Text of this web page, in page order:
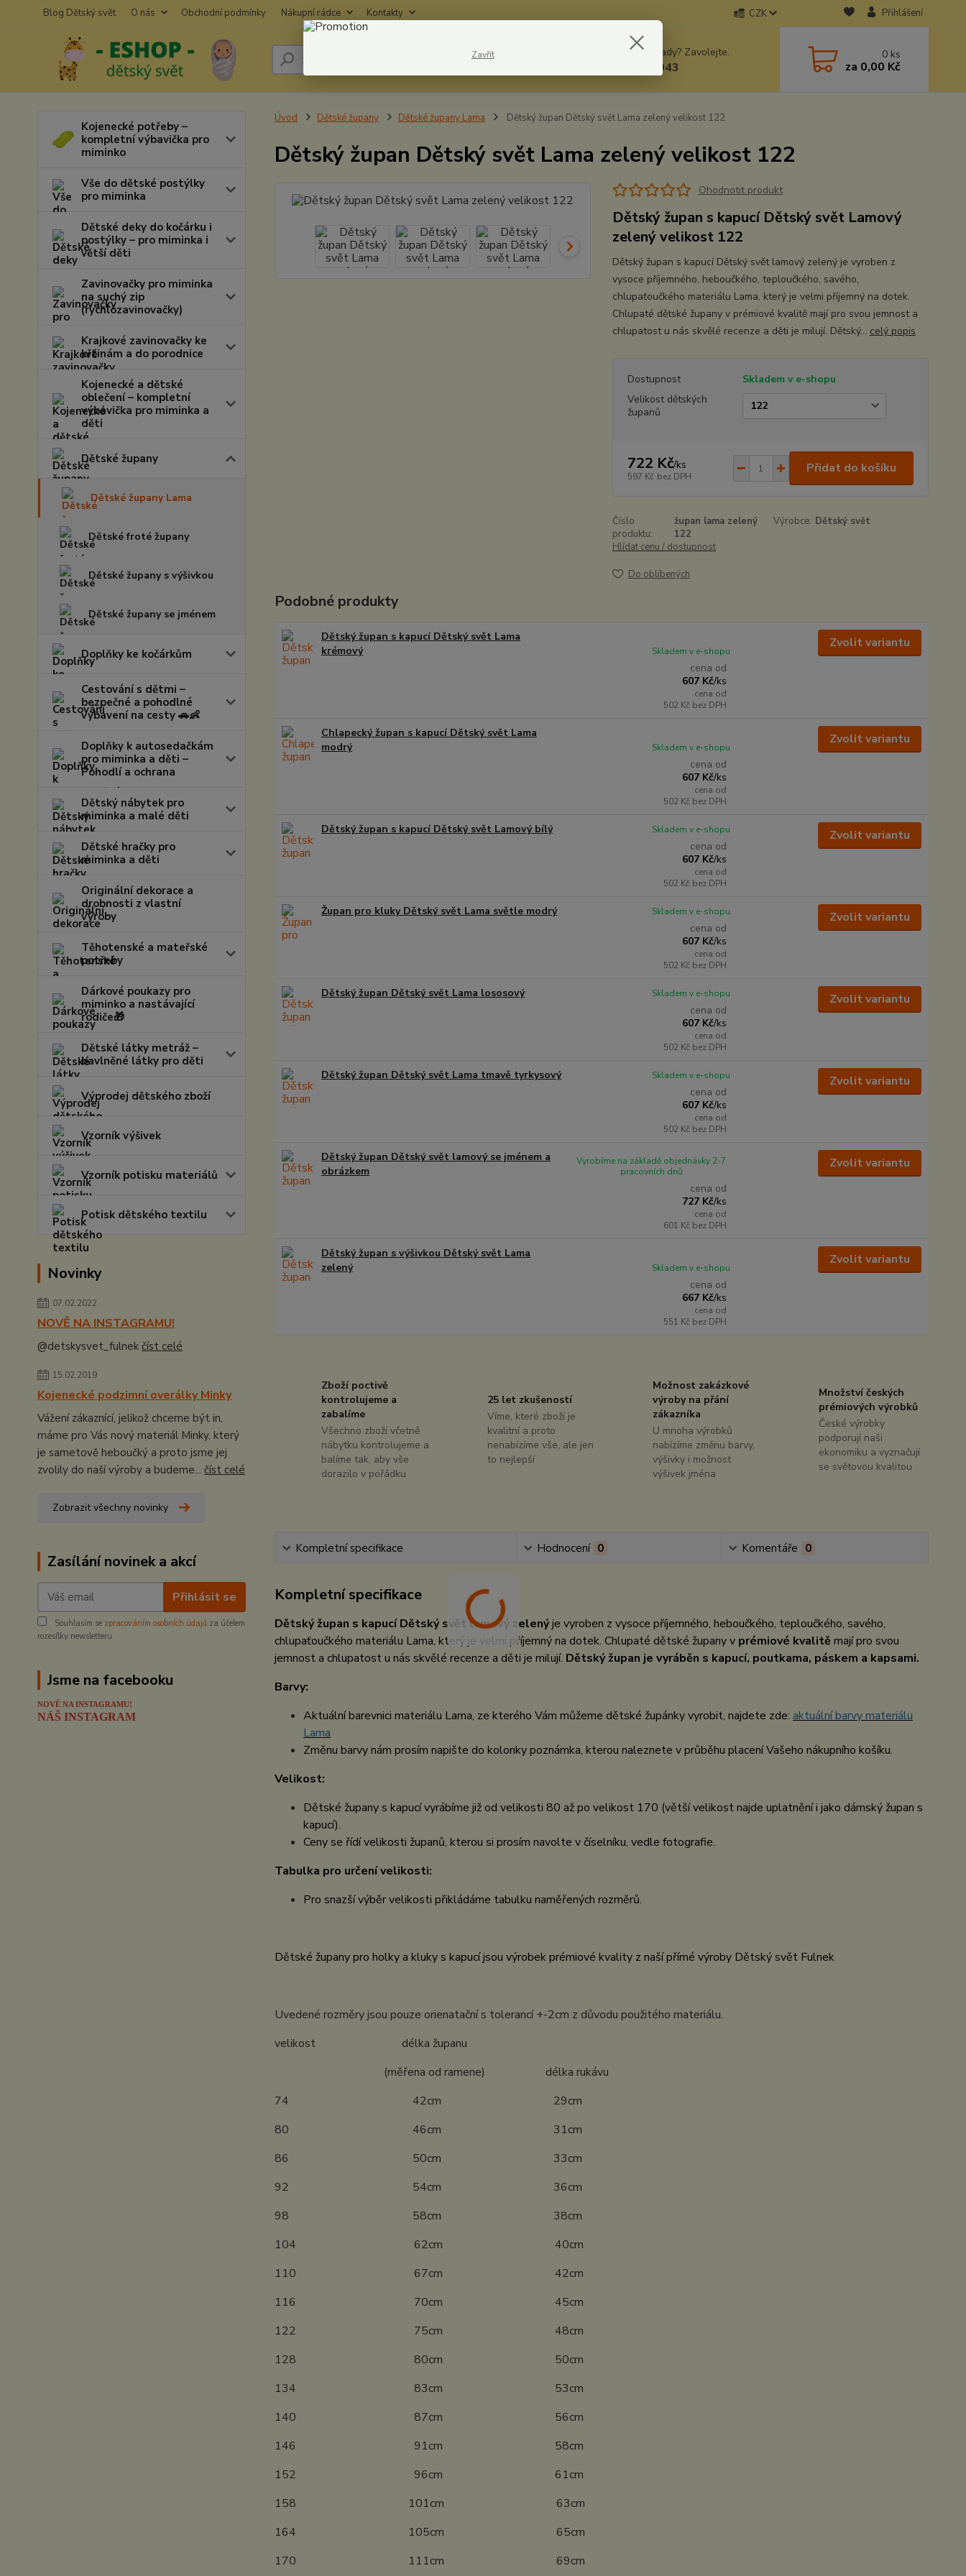
Blog Dětský svět O nás Obchodní podmínky Nákupní rádce Kontakty CZK Přihlášení
Hledat Nevíte si rady? Zavolejte.
604278943
0 ks
za 0,00 Kč
Kojenecké potřeby –
kompletní výbavička pro
miminko
Vše do dětské postýlky
pro miminka
Dětské deky do kočárku i
postýlky – pro miminka i
větší děti
Zavinovačky pro miminka
na suchý zip
(rychlozavinovačky)
Krajkové zavinovačky ke
křtinám a do porodnice
Kojenecké a dětské
oblečení – kompletní
výbavička pro miminka a
děti
Dětské župany
Dětské župany Lama
Dětské froté župany
Dětské župany s výšivkou
Dětské župany se jménem
Doplňky ke kočárkům
Cestování s dětmi –
bezpečné a pohodlné
vybavení na cesty 🚗👶
Doplňky k autosedačkám
pro miminka a děti –
Pohodlí a ochrana
Dětský nábytek pro
miminka a malé děti
Dětské hračky pro
miminka a děti
Originální dekorace a
drobnosti z vlastní
výroby
Těhotenské a mateřské
potřeby
Dárkové poukazy pro
miminko a nastávající
rodiče🎁
Dětské látky metráž –
bavlněné látky pro děti
Výprodej dětského zboží
Vzorník výšivek
Vzorník potisku materiálů
Potisk dětského textilu
Novinky
07.02.2022
NOVĚ NA INSTAGRAMU!
@detskysvet_fulnek číst celé
15.02.2019
Kojenecké podzimní overálky Minky
Vážení zákaznící, jelikož chceme být in,
máme pro Vás nový materiál Minky, který
je sametově heboučký a proto jsme jej
zvolily do naší výroby a budeme... číst celé
Zobrazit všechny novinky
Zasílání novinek a akcí
Přihlásit se
Souhlasím se zpracováním osobních údajů za účelem
rozesílky newsletteru.
Jsme na facebooku
NOVĚ NA INSTAGRAMU!
NÁŠ INSTAGRAM
Úvod Dětské župany Dětské župany Lama Dětský župan Dětský svět Lama zelený velikost 122
Dětský župan Dětský svět Lama zelený velikost 122
Ohodnotit produkt
Dětský župan s kapucí Dětský svět Lamový
zelený velikost 122
Dětský župan s kapucí Dětský svět lamový zelený je vyroben z
vysoce příjemného, heboučkého, teploučkého, savého,
chlupaťoučkého materiálu Lama, který je velmi příjemný na dotek.
Chlupaté dětské župany v prémiové kvalitě mají pro svou jemnost a
chlupatost u nás skvělé recenze a děti je milují. Dětský... celý popis
Dostupnost
Skladem v e-shopu
Velikost dětských
županů
722 Kč/ks
597 Kč bez DPH
Přidat do košíku
Číslo
produktu:
župan lama zelený
122
Výrobce: Dětský svět
Hlídat cenu / dostupnost
Do oblíbených
Podobné produkty
Dětský župan s kapucí Dětský svět Lama
krémový
cena od
607 Kč/ks
cena od
502 Kč bez DPH
Skladem v e-shopu
Zvolit variantu
Chlapecký župan s kapucí Dětský svět Lama
modrý
cena od
607 Kč/ks
cena od
502 Kč bez DPH
Skladem v e-shopu
Zvolit variantu
Dětský župan s kapucí Dětský svět Lamový bílý
cena od
607 Kč/ks
cena od
502 Kč bez DPH
Skladem v e-shopu Zvolit variantu
Župan pro kluky Dětský svět Lama světle modrý
cena od
607 Kč/ks
cena od
502 Kč bez DPH
Skladem v e-shopu Zvolit variantu
Dětský župan Dětský svět Lama lososový
cena od
607 Kč/ks
cena od
502 Kč bez DPH
Skladem v e-shopu Zvolit variantu
Dětský župan Dětský svět Lama tmavě tyrkysový
cena od
607 Kč/ks
cena od
502 Kč bez DPH
Skladem v e-shopu Zvolit variantu
Dětský župan Dětský svět lamový se jménem a
obrázkem
cena od
727 Kč/ks
cena od
601 Kč bez DPH
Vyrobíme na základě objednávky 2-7
pracovních dnů
Zvolit variantu
Dětský župan s výšivkou Dětský svět Lama
zelený
cena od
667 Kč/ks
cena od
551 Kč bez DPH
Skladem v e-shopu
Zvolit variantu
Zboží poctivě
kontrolujeme a
zabalíme
Všechno zboží včetně
nábytku kontrolujeme a
balíme tak, aby vše
dorazilo v pořádku
25 let zkušeností
Víme, které zboží je
kvalitní a proto
nenabízíme vše, ale jen
to nejlepší
Možnost zakázkové
výroby na přání
zákazníka
U mnoha výrobků
nabízíme změnu barvy,
výšivky i možnost
výšivek jména
Množství českých
prémiových výrobků
České výrobky
podporují naši
ekonomiku a vyznačují
se světovou kvalitou
Kompletní specifikace Hodnocení 0 Komentáře 0
Kompletní specifikace
Dětský župan s kapucí Dětský svět lamový zelenýje vyroben z vysoce příjemného, heboučkého, teploučkého, savého,
chlupaťoučkého materiálu Lama, který je velmi příjemný na dotek. Chlupaté dětské župany v prémiové kvalitě mají pro svou
jemnost a chlupatost u nás skvělé recenze a děti je milují. Dětský župan je vyráběn s kapucí, poutkama, páskem a kapsami.
Barvy:
Aktuální barevnici materiálu Lama, ze kterého Vám můžeme dětské župánky vyrobit, najdete zde: aktuální barvy materiálu
Lama
Změnu barvy nám prosím napište do kolonky poznámka, kterou naleznete v průběhu placení Vašeho nákupního košíku.
Velikost:
Dětské župany s kapucí vyrábíme již od velikosti 80 až po velikost 170 (větší velikost najde uplatnění i jako dámský župan s
kapucí).
Ceny se řídí velikosti županů, kterou si prosím navolte v číselníku, vedle fotografie.
Tabulka pro určení velikosti:
Pro snazší výběr velikosti přikládáme tabulku naměřených rozměrů.
Dětské župany pro holky a kluky s kapucí jsou výrobek prémiové kvality z naší přímé výroby Dětský svět Fulnek
Uvedené rozměry jsou pouze orienatační s tolerancí +-2cm z důvodu použitého materiálu.
velikost délka županu
(měřena od ramene) délka rukávu
74 42cm 29cm
80 46cm 31cm
86 50cm 33cm
92 54cm 36cm
98 58cm 38cm
104 62cm 40cm
110 67cm 42cm
116 70cm 45cm
122 75cm 48cm
128 80cm 50cm
134 83cm 53cm
140 87cm 56cm
146 91cm 58cm
152 96cm 61cm
158 101cm 63cm
164 105cm 65cm
170 111cm 69cm
Zavřít